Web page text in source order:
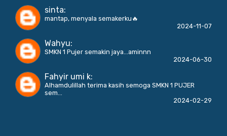
sinta:
mantap, menyala semakerku🔥
2024-11-07
Wahyu:
SMKN 1 Pujer semakin jaya...aminnn
2024-06-30
Fahyir umi k:
Alhamdulillah terima kasih semoga SMKN 1 PUJER
sem...
2024-02-29